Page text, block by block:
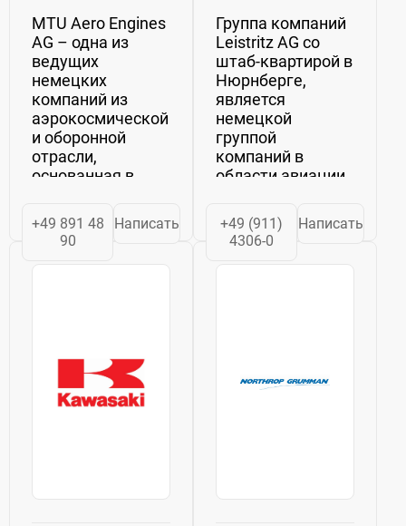
MTU Aero Engines
AG – одна из
ведущих
немецких
компаний из
аэрокосмической
и оборонной
отрасли,
основанная в
располагающаяся
в Мюнхене,
Германия.
Компания
двигателей для
гражданской...
+49 891 48
90
Написать
Группа компаний
Leistritz AG со
штаб-квартирой в
Нюрнберге,
является
немецкой
группой
компаний в
области авиации
(авиадвигателей),
энергетическое
Машиностроение
(турбины
например,...
+49 (911)
4306-0
Написать